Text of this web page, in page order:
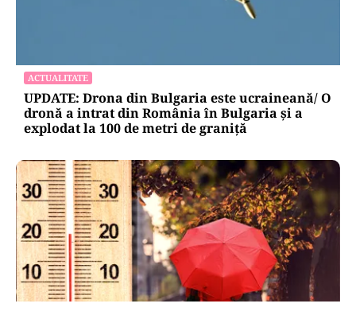
ACTUALITATE
UPDATE: Drona din Bulgaria este ucraineană/ O
dronă a intrat din România în Bulgaria şi a
explodat la 100 de metri de graniţă